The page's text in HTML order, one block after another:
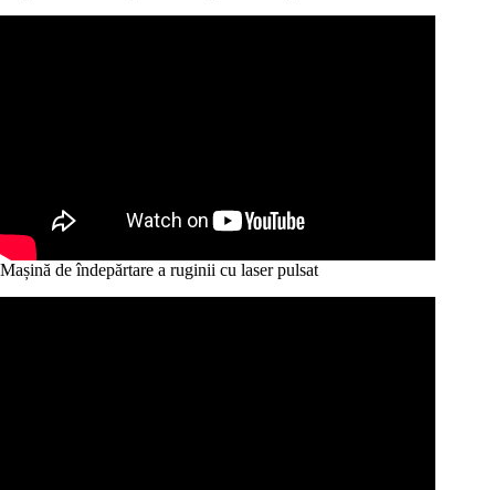
Mașină de îndepărtare a ruginii cu laser pulsat